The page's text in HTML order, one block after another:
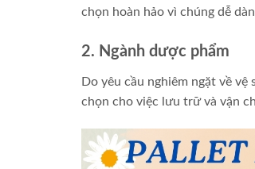
chọn hoàn hảo vì chúng dễ
2. Ngành dược phẩm
Do yêu cầu nghiêm ngặt về
chọn cho việc lưu trữ và vận